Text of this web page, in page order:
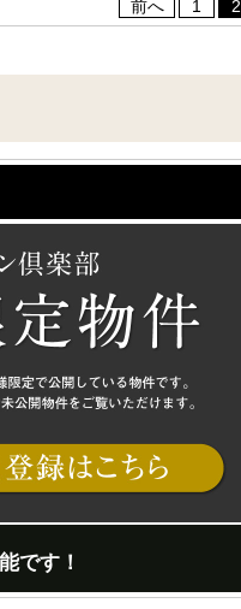
レオガーデン成田 寛朝の杜
前へ 1 2
です！